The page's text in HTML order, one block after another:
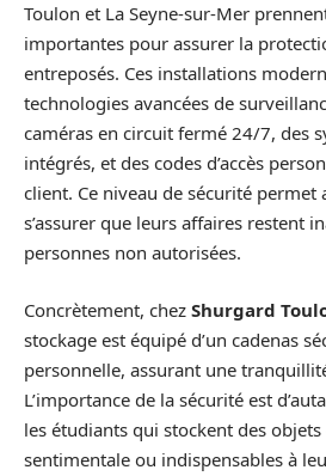
Toulon et La Seyne-sur-Mer
importantes pour assurer la
entreposés. Ces installations
technologies avancées de
caméras en circuit fermé 24/7, des
intégrés, et des codes d’accès
client. Ce niveau de sécurité permet
s’assurer que leurs affaires restent
personnes non autorisées.
Concrètement, chez Shurgard
stockage est équipé d’un cadenas
personnelle, assurant une
L’importance de la sécurité est
les étudiants qui stockent des
sentimentale ou indispensables à